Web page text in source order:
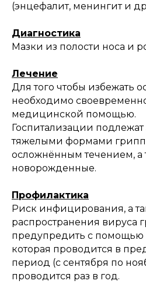
(энцефалит, менингит и
Диагностика
Мазки из полости носа и
Лечение
Для того чтобы избежать
необходимо
медицинской помощью.
Госпитализации
тяжелыми формами
осложнённым течением, а
новорожденные.
Профилактика
Риск инфицирования, а
распространения вируса
предупредить с
которая проводится в
период (с сентября по
проводится раз в год.